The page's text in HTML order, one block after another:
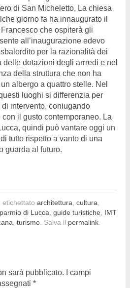
di San Micheletto, La chiesa
giorno fa ha innaugurato il
che ospiterà gli
all’inaugurazione edevo
per la razionalità dei
delle dotazioni degli arrredi e nel
della struttura che non ha
albergo a quattro stelle. Nel
luoghi si differenzia per
intervento, coniugando
con il gusto contemporaneo. La
quindi può vantare oggi un
tutto rispetto a vanto di una
guarda al futuro.
etichettato architettura cultura
di Lucca guide turistiche
IMT
turismo. Salva il permalink.
sarà pubblicato. I campi
*